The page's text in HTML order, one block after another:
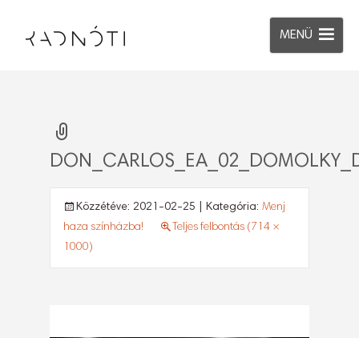
MENÜ
Közzétéve: 2021-02-25 | Kategória: Menj
haza színházba!
Teljes felbontás (714 ×
1000)